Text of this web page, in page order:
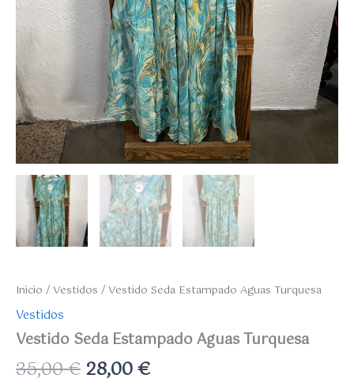
Inicio /Vestidos / Vestido Seda Estampado Aguas Turquesa
Vestidos
Vestido Seda Estampado Aguas Turquesa
35,00€28,00€